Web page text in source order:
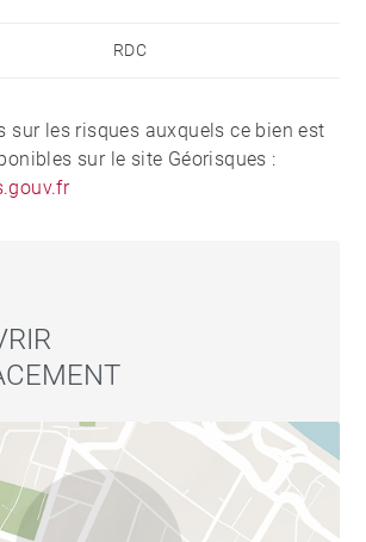
RDC
sur les risques auxquels ce bien est
sur le site Géorisques :